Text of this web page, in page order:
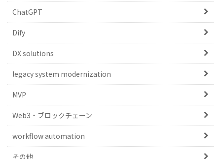
ChatGPT
Dify
DX solutions
legacy system modernization
MVP
Web3・ブロックチェーン
workflow automation
その他